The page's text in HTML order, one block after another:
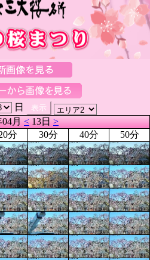
日
04月<13日>
分 30分 40分
50分